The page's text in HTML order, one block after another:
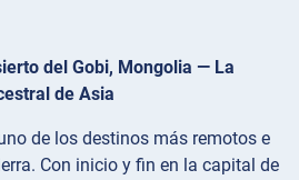
del Gobi, Mongolia — La
de Asia
de los destinos más remotos e
Con inicio y fin en la capital de